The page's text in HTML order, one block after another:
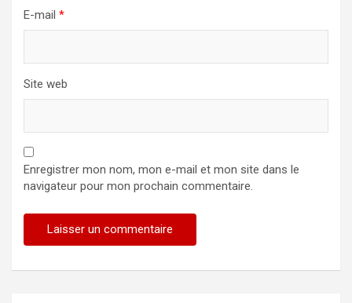
E-mail *
Site web
Enregistrer mon nom, mon e-mail et mon site dans le
navigateur pour mon prochain commentaire.